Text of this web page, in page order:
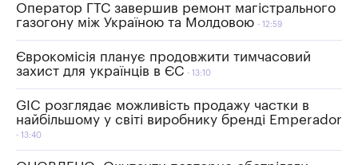
Оператор ГТС завершив ремонт магістрального
газогону між Україною та Молдовою
12:59
Єврокомісія планує продовжити тимчасовий
захист для українців в ЄС
13:10
GIC розглядає можливість продажу частки в
найбільшому у світі виробнику бренді Emperador
13:40